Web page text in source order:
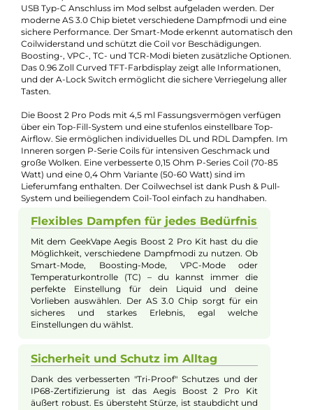
Beschreibung
GeekVape - Aegis Boost 2 Pro Kit
kompaktere und schlankere Version der erfolgreichen Aegis
Boost-Reihe, die das moderne Design und den markanten
Look beibehält. Die handliche Form und griffige Soft-Leder
Rückseite sorgen für eine angenehme Haptik. Mit einem
Farbfamilie:
Füllvolumen:
Geregelter Akkuträger:
Ja
Maximale Leistung:
100W
Zugverhalten:
Mouth-to-Lung
Experte für dieses Produkt
Kevin Maxhuni
Produkt-Manager & Experte
Bei Fragen zu diesem Artikel kontaktieren Sie unseren
Experten schnell und einfach per E-Mail:
E-Mail senden